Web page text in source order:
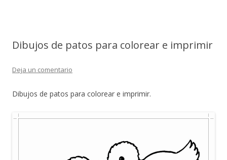
Dibujos de patos para colorear e imprimir
Deja un comentario
Dibujos de patos para colorear e imprimir.